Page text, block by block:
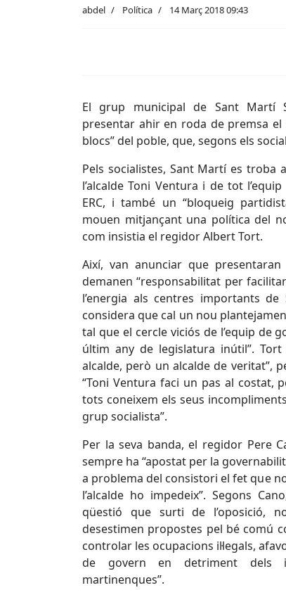
abdel Política 14 Març 2018 09:43
El grup municipal de Sant Martí
presentar ahir en roda de premsa
blocs” del poble, que, segons els
Pels socialistes, Sant Martí es troba
l’alcalde Toni Ventura i de tot
ERC, i també un “bloqueig
mouen mitjançant una política del
com insistia el regidor Albert Tort.
Així, van anunciar que
demanen “responsabilitat per
l’energia als centres importants
considera que cal un nou
tal que el cercle viciós de l’equip de
últim any de legislatura inútil”.
alcalde, però un alcalde de veritat”,
“Toni Ventura faci un pas al costat,
tots coneixem els seus
grup socialista”.
Per la seva banda, el regidor Pere
sempre ha “apostat per la
a problema del consistori el fet que
l’alcalde ho impedeix”. Segons
qüestió que surti de l’oposició,
desestimen propostes pel bé comú
controlar les ocupacions il·legals,
de govern en detriment dels
martinenques”.